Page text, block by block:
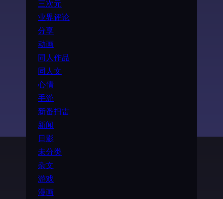
三次元
业界评论
分享
动画
同人作品
同人文
心情
手游
新番扫雷
新闻
日影
未分类
杂文
游戏
漫画